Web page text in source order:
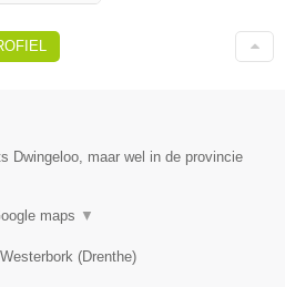
Dwingeloo, maar wel in de provincie
maps ▼
Westerbork (Drenthe)